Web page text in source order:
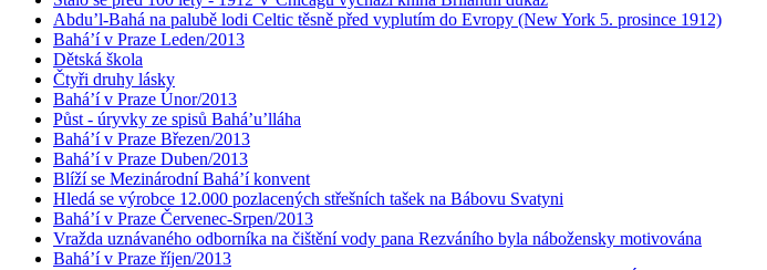
Abdu’l-Bahá na palubě lodi Celtic těsně před vyplutím do Evropy (New York 5. prosince 1912)
Bahá’í v Praze Leden/2013
Dětská škola
Čtyři druhy lásky
Bahá’í v Praze Únor/2013
Půst - úryvky ze spisů Bahá’u’lláha
Bahá’í v Praze Březen/2013
Bahá’í v Praze Duben/2013
Blíží se Mezinárodní Bahá’í konvent
Hledá se výrobce 12.000 pozlacených střešních tašek na Bábovu Svatyni
Bahá’í v Praze Červenec-Srpen/2013
Vražda uznávaného odborníka na čištění vody pana Rezváního byla nábožensky motivována
Bahá’í v Praze říjen/2013